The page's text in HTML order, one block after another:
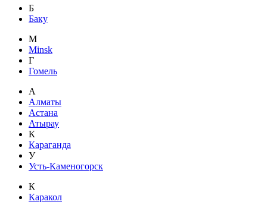
Б
Баку
M
Minsk
Г
Гомель
А
Алматы
Астана
Атырау
К
Караганда
У
Усть-Каменогорск
К
Каракол